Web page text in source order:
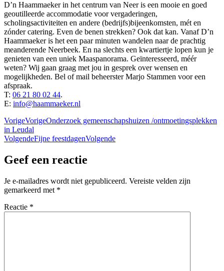
D’n Haammaeker in het centrum van Neer is een mooie en goed
geoutilleerde accommodatie voor vergaderingen,
scholingsactiviteiten en andere (bedrijfs)bijeenkomsten, mét en
zónder catering. Even de benen strekken? Ook dat kan. Vanaf D’n
Haammaeker is het een paar minuten wandelen naar de prachtig
meanderende Neerbeek. En na slechts een kwartiertje lopen kun je
genieten van een uniek Maaspanorama. Geïnteresseerd, méér
weten? Wij gaan graag met jou in gesprek over wensen en
mogelijkheden. Bel of mail beheerster Marjo Stammen voor een
afspraak.
T: 06 21 80 02 44.
E: info@haammaeker.nl
VorigeVorigeOnderzoek gemeenschapshuizen /ontmoetingsplekken
in Leudal
VolgendeFijne feestdagenVolgende
Geef een reactie
Je e-mailadres wordt niet gepubliceerd. Vereiste velden zijn
gemarkeerd met *
Reactie *